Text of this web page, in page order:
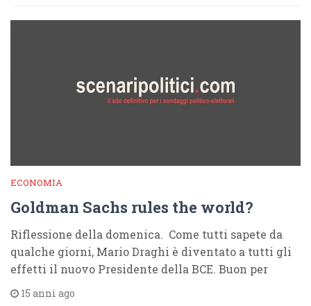
ECONOMIA
Goldman Sachs rules the world?
Riflessione della domenica. Come tutti sapete da
qualche giorni, Mario Draghi è diventato a tutti gli
effetti il nuovo Presidente della BCE. Buon per
15 anni ago